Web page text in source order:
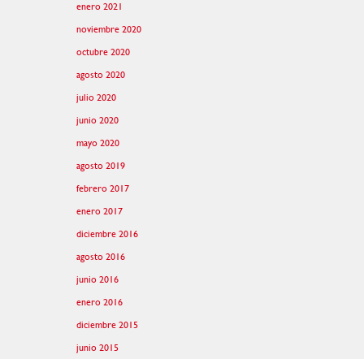
enero 2021
noviembre 2020
octubre 2020
agosto 2020
julio 2020
junio 2020
mayo 2020
agosto 2019
febrero 2017
enero 2017
diciembre 2016
agosto 2016
junio 2016
enero 2016
diciembre 2015
junio 2015